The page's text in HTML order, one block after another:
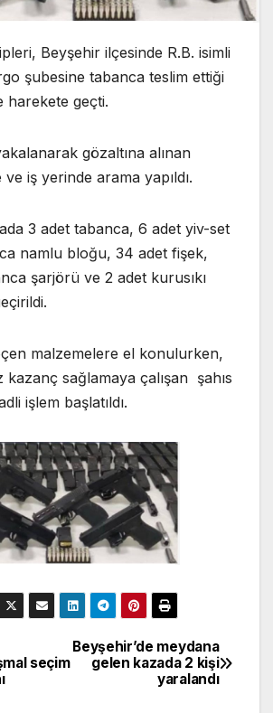
Beyşehir ilçesinde R.B. isimli
şubesine tabanca teslim ettiği
harekete geçti.
gözaltına alınan
ve iş yerinde arama yapıldı.
3 adet tabanca, 6 adet yiv-set
namlu bloğu, 34 adet fişek,
şarjörü ve 2 adet kurusıkı
malzemelere el konulurken,
kazanç sağlamaya çalışan şahıs
işlem başlatıldı.
Beyşehir’de meydana
gelen kazada 2 kişi
yaralandı
seçim